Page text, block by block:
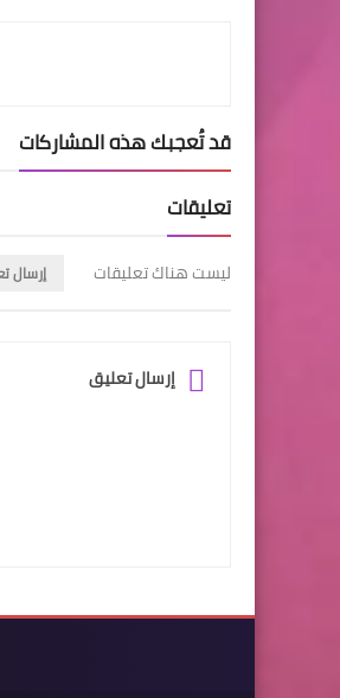
قد تُعجبك هذه المشاركات
تعليقات
ليست هناك تعليقات إرسال
إرسال تعليق